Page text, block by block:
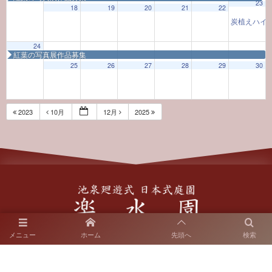
18 19 20 21 22
23
炭植えハイ
24
紅葉の写真展作品募集
25 26 27 28 29 30
2023 10月 12月 2025
メニュー 検索
ホーム 先頭へ